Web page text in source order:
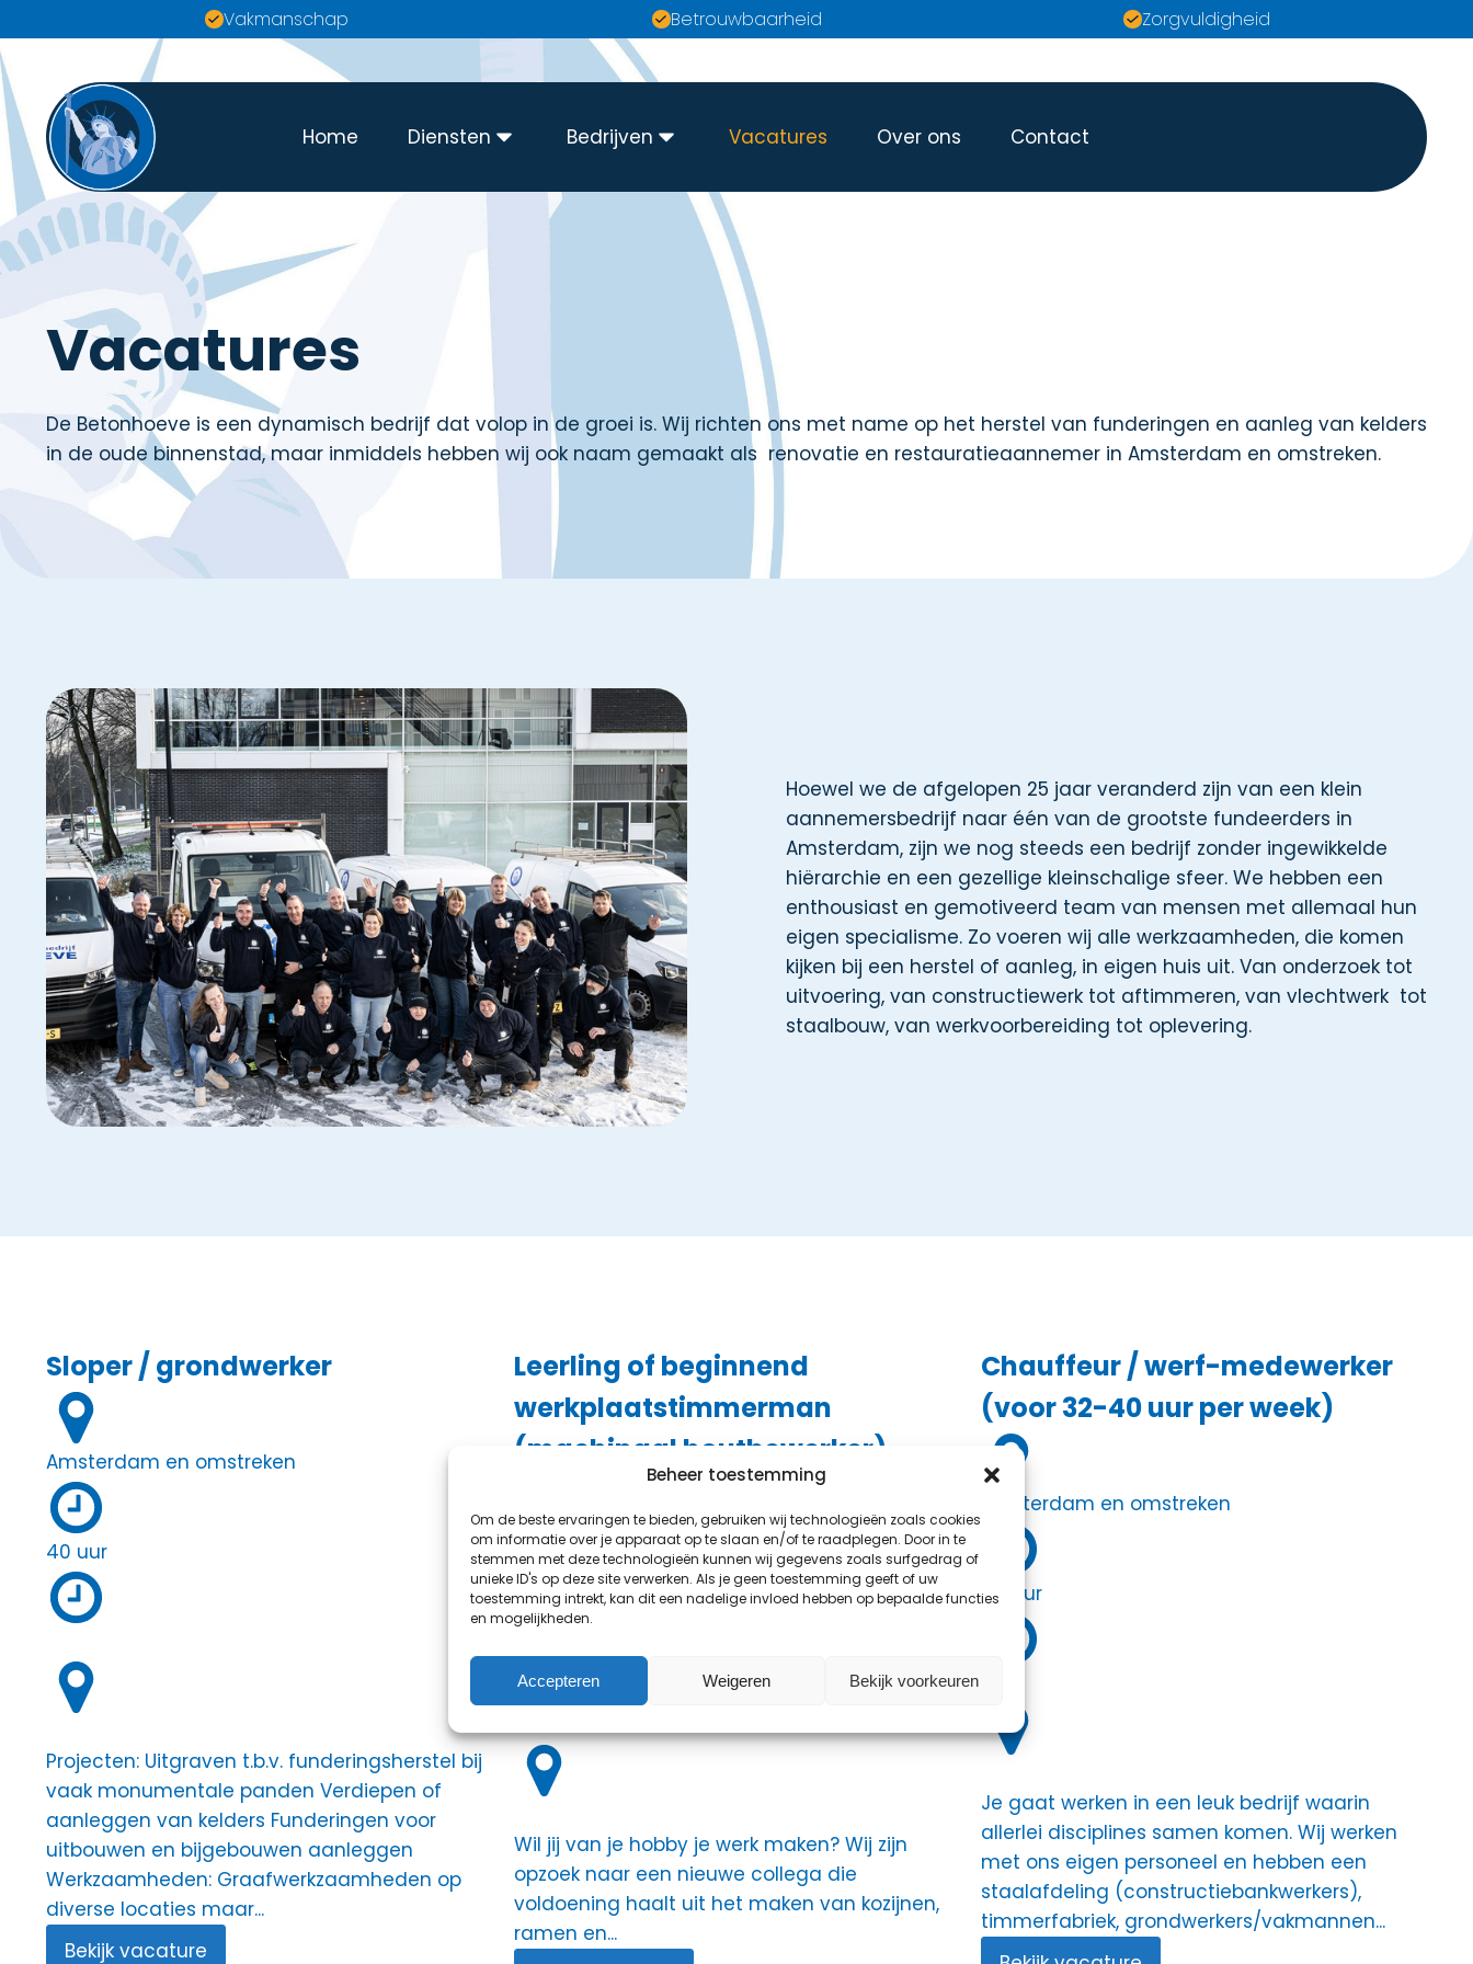
Beheer toestemming
Om de beste ervaringen te bieden, gebruiken wij technologieën zoals cookies
om informatie over je apparaat op te slaan en/of te raadplegen. Door in te
stemmen met deze technologieën kunnen wij gegevens zoals surfgedrag of
unieke ID's op deze site verwerken. Als je geen toestemming geeft of uw
toestemming intrekt, kan dit een nadelige invloed hebben op bepaalde functies
en mogelijkheden.
Accepteren Weigeren Bekijk voorkeuren
Vakmanschap Betrouwbaarheid Zorgvuldigheid
Home Diensten Bedrijven Vacatures Over ons Contact
Vacatures
De Betonhoeve is een dynamisch bedrijf dat volop in de groei is. Wij richten ons met name op het herstel van funderingen en aanleg van kelders
in de oude binnenstad, maar inmiddels hebben wij ook naam gemaakt als renovatie en restauratieaannemer in Amsterdam en omstreken.
Hoewel we de afgelopen 25 jaar veranderd zijn van een klein
aannemersbedrijf naar één van de grootste fundeerders in
Amsterdam, zijn we nog steeds een bedrijf zonder ingewikkelde
hiërarchie en een gezellige kleinschalige sfeer. We hebben een
enthousiast en gemotiveerd team van mensen met allemaal hun
eigen specialisme. Zo voeren wij alle werkzaamheden, die komen
kijken bij een herstel of aanleg, in eigen huis uit. Van onderzoek tot
uitvoering, van constructiewerk tot aftimmeren, van vlechtwerk tot
staalbouw, van werkvoorbereiding tot oplevering.
Sloper / grondwerker
Amsterdam en omstreken
40 uur
Projecten: Uitgraven t.b.v. funderingsherstel bij
vaak monumentale panden Verdiepen of
aanleggen van kelders Funderingen voor
uitbouwen en bijgebouwen aanleggen
Werkzaamheden: Graafwerkzaamheden op
diverse locaties maar...
Bekijk vacature
Leerling of beginnend
werkplaatstimmerman
(machinaal houtbewerker)
Amsterdam en omstreken
Fulltime
Wil jij van je hobby je werk maken? Wij zijn
opzoek naar een nieuwe collega die
voldoening haalt uit het maken van kozijnen,
ramen en...
Chauffeur / werf-medewerker
(voor 32-40 uur per week)
Amsterdam en omstreken
40 uur
Je gaat werken in een leuk bedrijf waarin
allerlei disciplines samen komen. Wij werken
met ons eigen personeel en hebben een
staalafdeling (constructiebankwerkers),
timmerfabriek, grondwerkers/vakmannen...